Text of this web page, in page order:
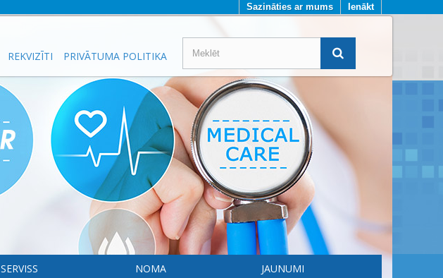
Ienākt
Sazināties ar mums
REKVIZĪTI PRIVĀTUMA POLITIKA
SERVISS NOMA JAUNUMI